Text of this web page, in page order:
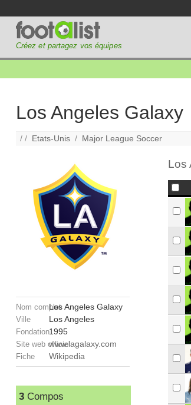
Créez et partagez vos équipes
Los Angeles Galaxy
/ / Etats-Unis / Major League Soccer
Nom completLos Angeles Galaxy
Ville Los Angeles
Fondation1995
Site web officielwww.lagalaxy.com
Fiche Wikipedia
3Compos
Los